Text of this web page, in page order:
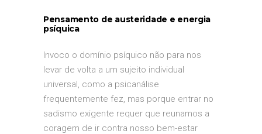
Pensamento de austeridade e energia
psíquica
Invoco o domínio psíquico não para nos
levar de volta a um sujeito individual
universal, como a psicanálise
frequentemente fez, mas porque entrar no
sadismo exigente requer que reunamos a
coragem de ir contra nosso bem-estar